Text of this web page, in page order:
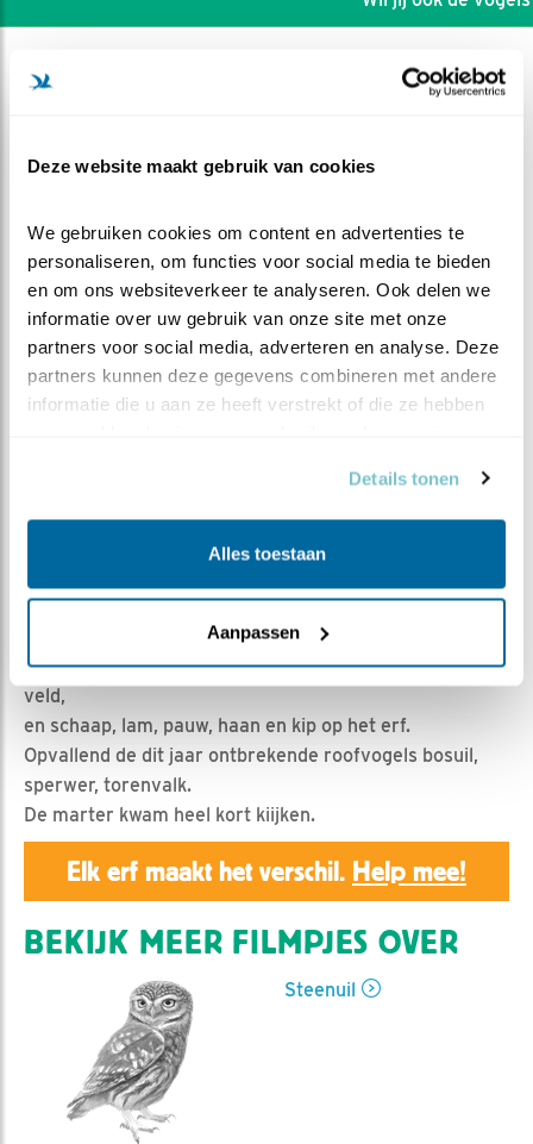
Deze website maakt gebruik van cookies
We gebruiken cookies om content en advertenties te
personaliseren, om functies voor social media te bieden
en om ons websiteverkeer te analyseren. Ook delen we
informatie over uw gebruik van onze site met onze
partners voor social media, adverteren en analyse. Deze
partners kunnen deze gegevens combineren met andere
informatie die u aan ze heeft verstrekt of die ze hebben
Details tonen
Alles toestaan
Aanpassen
DEEL DIT FILMPJE
Bezoek steenuil 2020
|
955x
BDL 2020: De soorten op bezoek bij de nestkast van de
Verder waren er bijvoorbeeld nog haas en kat in het
veld,
en schaap, lam, pauw, haan en kip op het erf.
Opvallend de dit jaar ontbrekende roofvogels bosuil,
sperwer, torenvalk.
De marter kwam heel kort kiijken.
Elk erf maakt het verschil. Help mee!
BEKIJK MEER FILMPJES OVER
Steenuil